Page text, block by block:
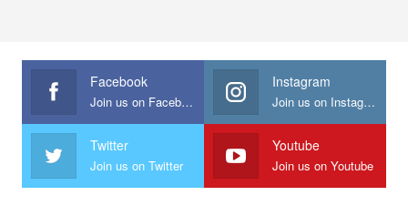
Facebook
Join us on Facebook
Instagram
Join us on Instagram
Twitter
Join us on Twitter
Youtube
Join us on Youtube